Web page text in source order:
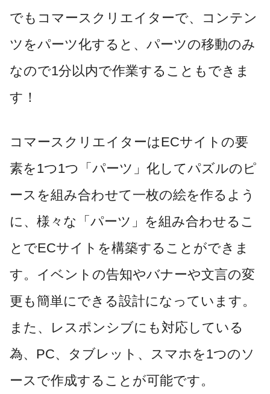
でもコマースクリエイターで、コンテン
ツをパーツ化すると、パーツの移動のみ
なので1分以内で作業することもできま
す！
コマースクリエイターはECサイトの要
素を1つ1つ「パーツ」化してパズルのピ
ースを組み合わせて一枚の絵を作るよう
に、様々な「パーツ」を組み合わせるこ
とでECサイトを構築することができま
す。イベントの告知やバナーや文言の変
更も簡単にできる設計になっています。
また、レスポンシブにも対応している
為、PC、タブレット、スマホを1つのソ
ースで作成することが可能です。